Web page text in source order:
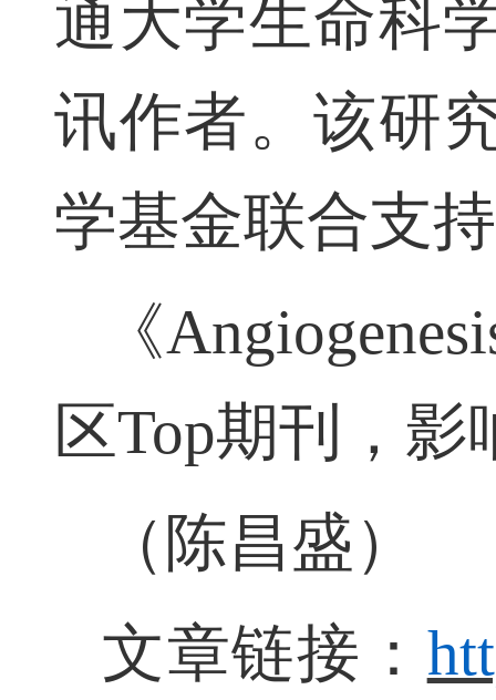
通大学生命科
讯作者。该研
学基金联合支
《
区 Top期刊，影
（陈昌盛）